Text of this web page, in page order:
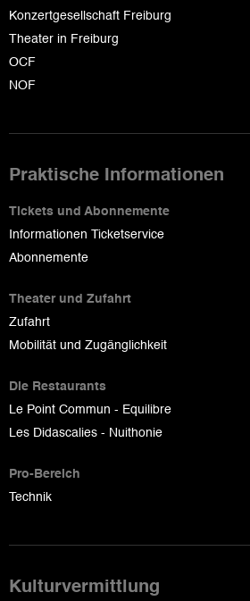
Konzertgesellschaft Freiburg
Theater in Freiburg
OCF
NOF
Praktische Informationen
Tickets und Abonnemente
Informationen Ticketservice
Abonnemente
Theater und Zufahrt
Zufahrt
Mobilität und Zugänglichkeit
Die Restaurants
Le Point Commun - Equilibre
Les Didascalies - Nuithonie
Pro-Bereich
Technik
Kulturvermittlung